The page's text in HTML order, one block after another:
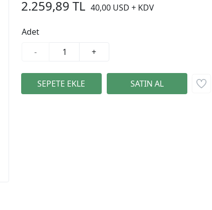
2.259,89 TL 40,00 USD + KDV
Adet
-
+